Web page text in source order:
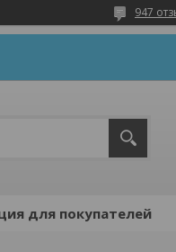
947
для покупателей